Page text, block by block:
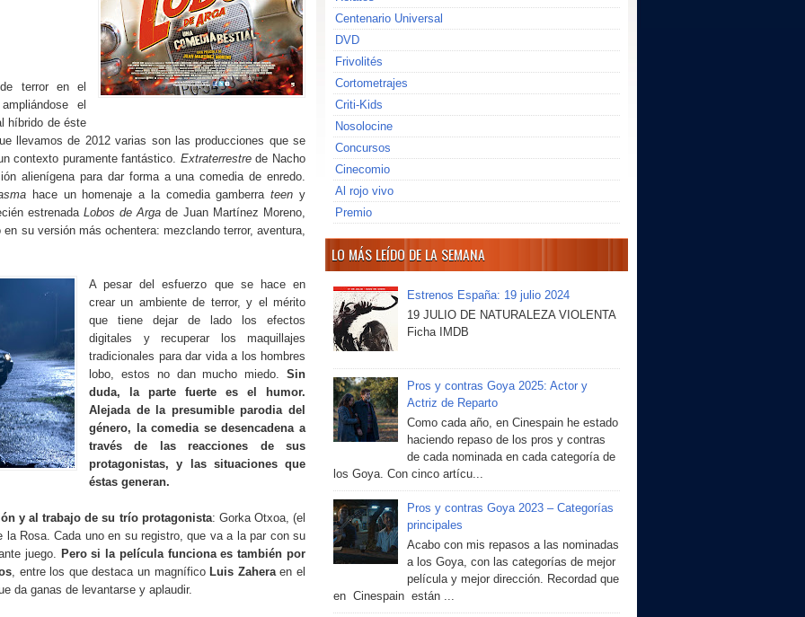
terror en el
el
híbrido de éste
llevamos de 2012 varias son las producciones que se
contexto puramente fantástico. Extraterrestrede Nacho
alienígena para dar forma a una comedia de enredo.
hace un homenaje a la comedia gamberrateen y
estrenada Lobos de Arga de Juan Martínez Moreno,
su versión más ochentera: mezclando terror, aventura,
A pesar del esfuerzo que se hace en
crear un ambiente de terror, y el mérito
que tiene dejar de lado los efectos
digitales y recuperar los maquillajes
tradicionales para dar vida a los hombres
lobo, estos no dan mucho miedo. Sin
duda, la parte fuerte es el humor.
Alejada de la presumible parodia del
género, la comedia se desencadena a
través de las reacciones de sus
protagonistas, y las situaciones que
éstas generan.
y al trabajo de su trío protagonista: Gorka Otxoa, (el
la Rosa. Cada uno en su registro, que va a la par con su
juego. Pero si la película funciona es también por
, entre los que destaca un magníficoLuis Zaheraen el
da ganas de levantarse y aplaudir.
Centenario Universal
DVD
Frivolités
Cortometrajes
Criti-Kids
Nosolocine
Concursos
Cinecomio
Al rojo vivo
Premio
LO MÁS LEÍDO DE LA SEMANA
Estrenos España: 19 julio 2024
19 JULIO DE NATURALEZA VIOLENTA
Ficha IMDB
Pros y contras Goya 2025: Actor y
Actriz de Reparto
Como cada año, en Cinespain he estado
haciendo repaso de los pros y contras
de cada nominada en cada categoría de
los Goya. Con cinco artícu...
Pros y contras Goya 2023 – Categorías
principales
Acabo con mis repasos a las nominadas
a los Goya, con las categorías de mejor
película y mejor dirección. Recordad que
en Cinespain están ...